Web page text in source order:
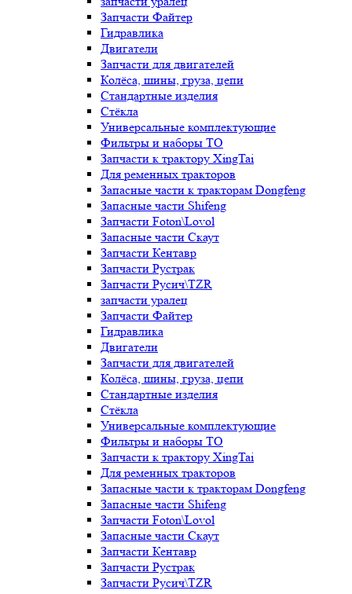
Запчасти Файтер
Гидравлика
Двигатели
Запчасти для двигателей
Колёса, шины, груза, цепи
Стандартные изделия
Стёкла
Универсальные комплектующие
Фильтры и наборы ТО
Запчасти к трактору XingTai
Для ременных тракторов
Запасные части к тракторам Dongfeng
Запасные части Shifeng
Запчасти Foton\Lovol
Запасные части Скаут
Запчасти Кентавр
Запчасти Рустрак
Запчасти Русич\TZR
запчасти уралец
Запчасти Файтер
Гидравлика
Двигатели
Запчасти для двигателей
Колёса, шины, груза, цепи
Стандартные изделия
Стёкла
Универсальные комплектующие
Фильтры и наборы ТО
Запчасти к трактору XingTai
Для ременных тракторов
Запасные части к тракторам Dongfeng
Запасные части Shifeng
Запчасти Foton\Lovol
Запасные части Скаут
Запчасти Кентавр
Запчасти Рустрак
Запчасти Русич\TZR